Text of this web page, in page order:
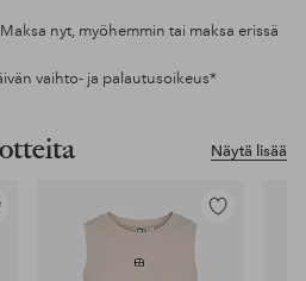
nyt, myöhemmin tai maksa erissä
vaihto- ja palautusoikeus*
Näytä lisää
Lisää